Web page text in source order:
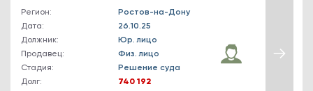
Регион:
Ростов-на-Дону
Дата:
26.10.25
Должник:
Юр. лицо
Продавец:
Физ. лицо
Стадия:
Решение суда
Долг:
740 192